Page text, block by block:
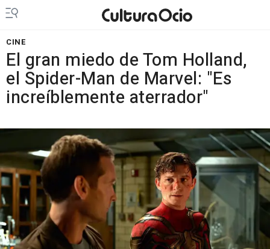
CINE
El gran miedo de Tom Holland,
el Spider-Man de Marvel: "Es
increíblemente aterrador"